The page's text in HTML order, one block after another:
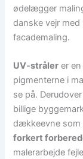
ødelægger
danske vejr
facademaling.
UV-stråler er
pigmenterne i
se på.
billige
dækkeevne som
forkert
malerarbejde